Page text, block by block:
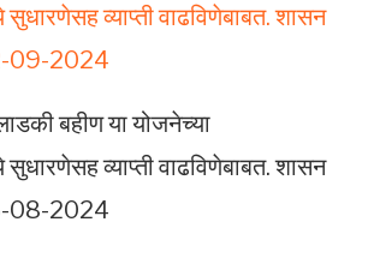
व्याप्ती वाढविणेबाबत. शासन
09-2024
बहीण या योजनेच्या
व्याप्ती वाढविणेबाबत. शासन
08-2024